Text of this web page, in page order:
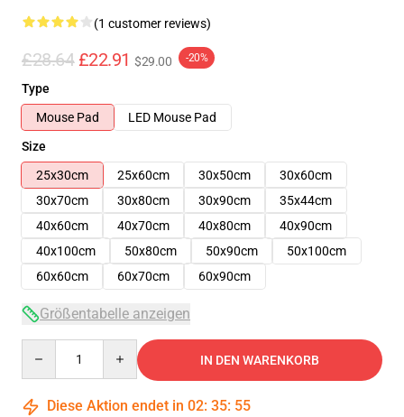
(1 customer reviews)
£28.64 £22.91 $29.00 -20%
Type
Mouse Pad
LED Mouse Pad
Size
25x30cm
25x60cm 30x50cm
30x60cm
30x70cm
30x80cm 30x90cm
35x44cm
40x60cm
40x70cm 40x80cm
40x90cm
40x100cm
50x80cm 50x90cm
50x100cm
60x60cm
60x70cm 60x90cm
Größentabelle anzeigen
IN DEN WARENKORB
Diese Aktion endet in 02: 35: 54